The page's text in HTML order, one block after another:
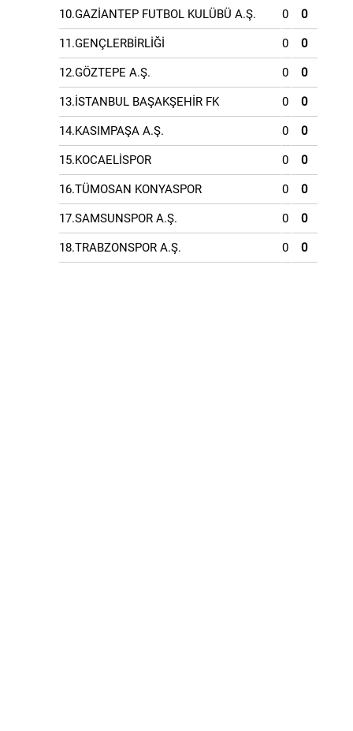
10.GAZİANTEP FUTBOL KULÜBÜ A.Ş. 0 0
11.GENÇLERBİRLİĞİ 0 0
12.GÖZTEPE A.Ş. 0 0
13.İSTANBUL BAŞAKŞEHİR FK 0 0
14.KASIMPAŞA A.Ş. 0 0
15.KOCAELİSPOR 0 0
16.TÜMOSAN KONYASPOR 0 0
17.SAMSUNSPOR A.Ş. 0 0
18.TRABZONSPOR A.Ş. 0 0